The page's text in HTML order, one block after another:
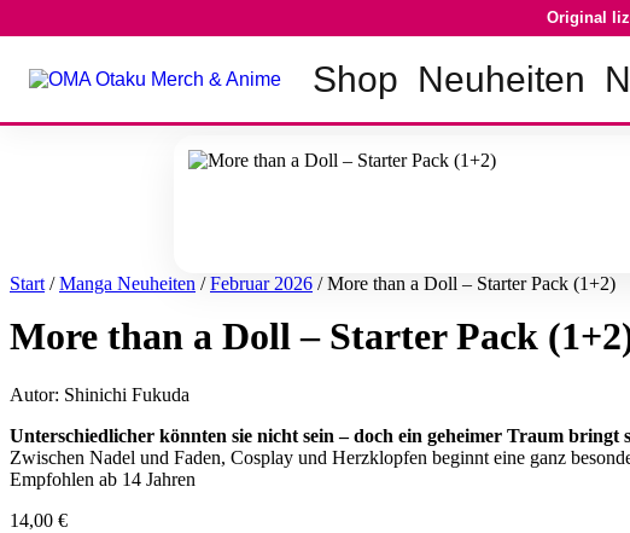
Inhalt
Original
Shop Neuheiten
Start /Manga Neuheiten /Februar 2026 / More than a Doll – Starter Pack (1+2)
More than a Doll – Starter Pack
Autor: Shinichi Fukuda
Unterschiedlicher könnten sie nicht sein – doch ein geheimer Traum bringt
Zwischen Nadel und Faden, Cosplay und Herzklopfen beginnt eine ganz
Empfohlen ab 14 Jahren
14,00 €